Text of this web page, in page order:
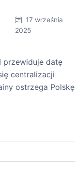
17 września
2025
przewiduje datę
centralizacji
ostrzega Polskę